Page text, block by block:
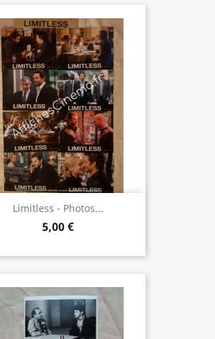
Limitless - Photos...
5,00 €